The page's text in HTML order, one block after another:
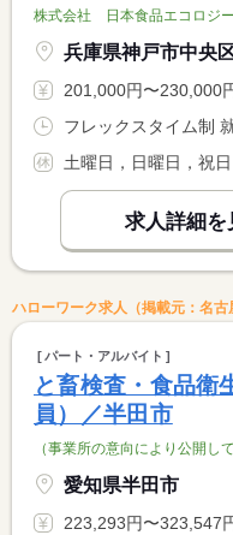
株式会社 日本食品エコロジ
兵庫県神戸市中央
201,000円〜230,000円 ※フルタイム求人の場
土曜日，日曜日，祝
求人詳細を
ハローワーク求人（掲載元：名古
パート・アルバイト
と畜検査・食品衛
員）／半田市
（事業所の意向により公開し
愛知県半田市
223,293円〜323,547円 ※フルタイム求人の場